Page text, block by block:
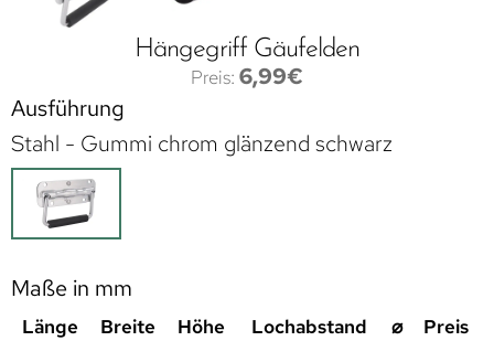
Hängegriff Gäufelden
6,99€
Ausführung
Stahl - Gummi chrom glänzend schwarz
Maße in mm
Länge Breite Höhe Lochabstand ⌀
Preis